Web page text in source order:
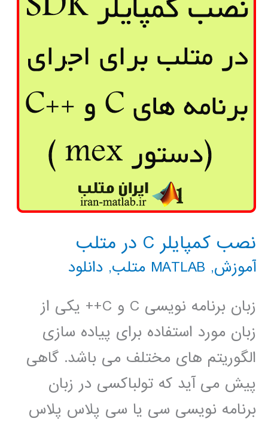
نصب کمپایلر C در متلب
آموزش, MATLAB متلب , دانلود
زبان برنامه نویسی C و C++ یکی از
زبان مورد استفاده برای پیاده سازی
الگوریتم های مختلف می باشد. گاهی
پیش می آید که تولباکسی در زبان
برنامه نویسی سی یا سی پلاس پلاس